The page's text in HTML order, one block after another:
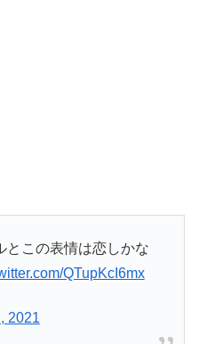
とこの表情は恋しかな
QTupKcI6mx
2021